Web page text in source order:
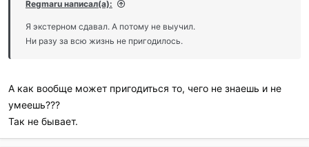
Regmaru написал(а):
Я экстерном сдавал. А потому не выучил.
Ни разу за всю жизнь не пригодилось.
А как вообще может пригодиться то, чего не знаешь и не
умеешь???
Так не бывает.